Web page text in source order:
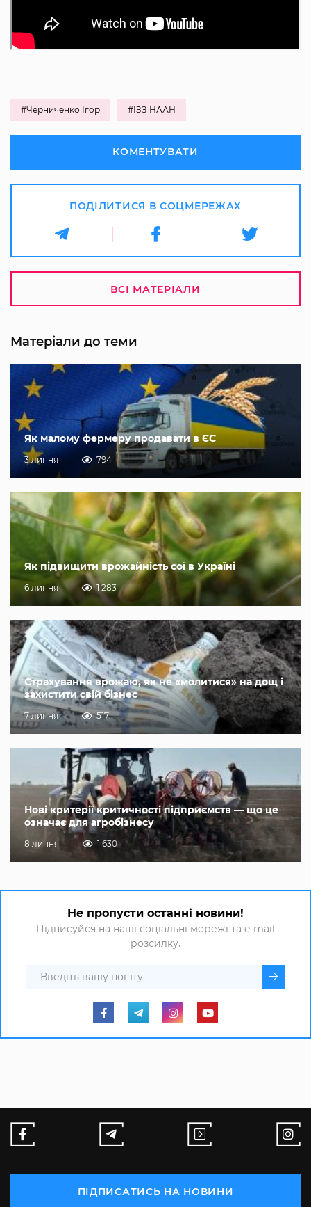
#Черниченко Ігор #ІЗЗ НААН
КОМЕНТУВАТИ
ПОДІЛИТИСЯ В СОЦМЕРЕЖАХ
ВСІ МАТЕРІАЛИ
Матеріали до теми
Як малому фермеру продавати в ЄС
3 липня 794
Як підвищити врожайність сої в Україні
6 липня 1 283
Страхування врожаю, як не «молитися» на дощ і
захистити свій бізнес
7 липня 517
Нові критерії критичності підприємств — що це
означає для агробізнесу
8 липня 1 630
Не пропусти останні новини!
Підписуйся на наші соціальні мережі та e-mail
розсилку.
ПІДПИСАТИСЬ НА НОВИНИ